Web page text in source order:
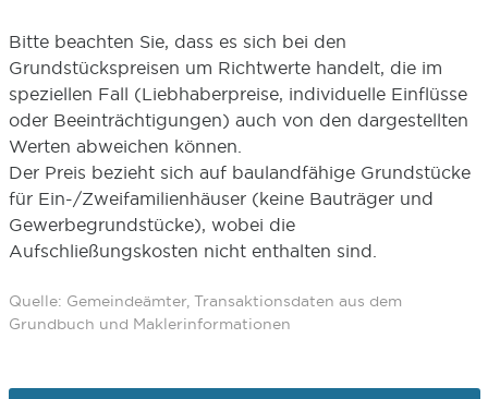
Bitte beachten Sie, dass es sich bei den
Grundstückspreisen um Richtwerte handelt, die im
speziellen Fall (Liebhaberpreise, individuelle Einflüsse
oder Beeinträchtigungen) auch von den dargestellten
Werten abweichen können.
Der Preis bezieht sich auf baulandfähige Grundstücke
für Ein-/Zweifamilienhäuser (keine Bauträger und
Gewerbegrundstücke), wobei die
Aufschließungskosten nicht enthalten sind.
Quelle: Gemeindeämter, Transaktionsdaten aus dem
Grundbuch und Maklerinformationen